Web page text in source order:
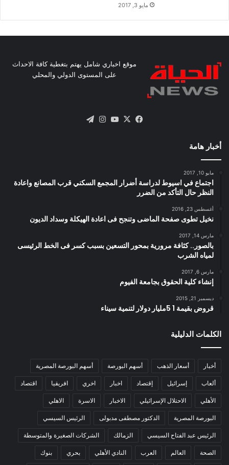
مايو 3, 2017
موقع اخباري شامل يهتم بتغطية كافة الاحداث
على المستوى الدولي والمحلي
فيسبوك
X يوتيوبانستقرام
أخبار هامة
مايو 10, 2017
اجتماع في اسيوط لدراسة أضرار المجمع السكني قرب المصانع واعادة
النظر حال التأكد من الضرر
أغسطس 23, 2016
نخيل تطوى صفحة الماضى وتنجح فى اعادة الهيكلة وسداد الديون
مارس 14, 2017
بالصور.. كثافة مرورية بمحور التسعين بسبب كسر فى الخط الرئيسى
لمياه الشرب
مارس 6, 2017
إنشاء كلية الحقوق بجامعة الفيوم
ديسمبر 21, 2015
قروض بقيمة 1 5مليار دولار لتنمية سيناء
الكلمات الدليلية
أخبار أسعار الذهب أسهم البورصة أسهم البورصة المصرية
ألعاب إسرائيل إقتصاد اخبار اخري افريقيا اقتصاد
الأهلي الاحتلال الإسرائيلي الاخبار الاسرة الاهلي
البورصة المصرية الدكتور مصطفى مدبولى الرئيس السيسي
الرئيس عبد الفتاح السيسي الزمالك الشركات الصغيرة والمتوسطة
الصحة العالم العرب النادي الأهلي بحري بنوك